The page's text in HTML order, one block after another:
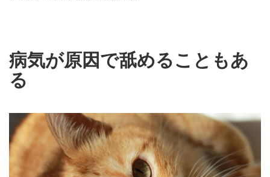
病気が原因で舐めることもあ
る